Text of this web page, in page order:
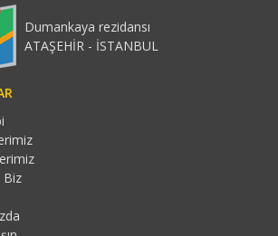
Dumankaya rezidansı
ATAŞEHİR - İSTANBUL
Biz